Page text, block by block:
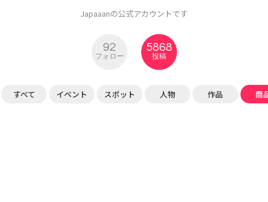
Japaaanの公式アカウントです
92
フォロー
5868
投稿
すべて イベント スポット 人物 作品 商